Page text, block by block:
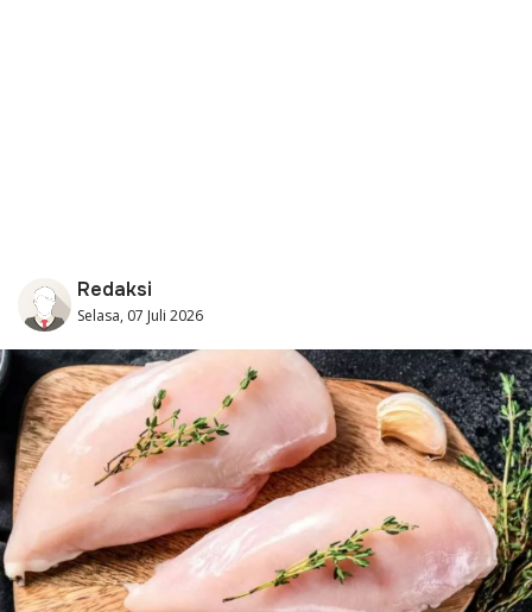
Redaksi
Selasa, 07 Juli 2026